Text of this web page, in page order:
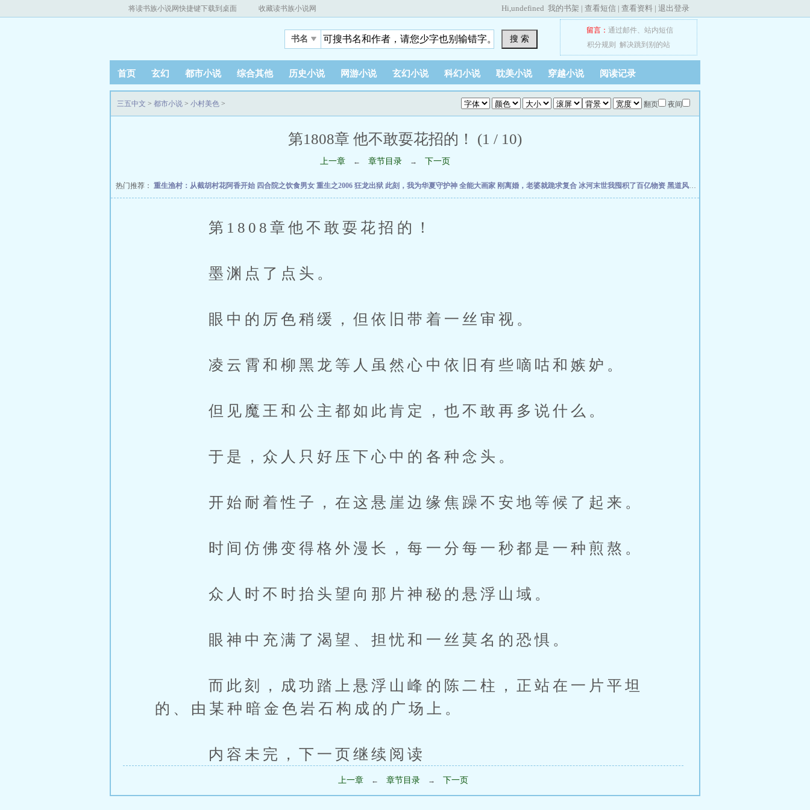
将读书族小说网快捷键下载到桌面 收藏读书族小说网 Hi,undefined 我的书架 | 查看短信 | 查看资料 | 退出登录
书名 搜 索
留言： 通过邮件、 站内短信
积分规则
解决跳到别的站
首页 玄幻 都市小说 综合其他 历史小说 网游小说 玄幻小说 科幻小说 耽美小说 穿越小说 阅读记录
翻页 夜间
三五中文 > 都市小说 > 小村美色 >
第1808章 他不敢耍花招的！ (1 / 10)
上一章 ← 章节目录 → 下一页
热门推荐： 重生渔村：从截胡村花阿香开始 四合院之饮食男女 重生之2006 狂龙出狱 此刻，我为华夏守护神 全能大画家 刚离婚，老婆就跪求复合 冰河末世我囤积了百亿物资 黑道风云江湖路
第1808章他不敢耍花招的！
墨渊点了点头。
眼中的厉色稍缓，但依旧带着一丝审视。
凌云霄和柳黑龙等人虽然心中依旧有些嘀咕和嫉妒。
但见魔王和公主都如此肯定，也不敢再多说什么。
于是，众人只好压下心中的各种念头。
开始耐着性子，在这悬崖边缘焦躁不安地等候了起来。
时间仿佛变得格外漫长，每一分每一秒都是一种煎熬。
众人时不时抬头望向那片神秘的悬浮山域。
眼神中充满了渴望、担忧和一丝莫名的恐惧。
而此刻，成功踏上悬浮山峰的陈二柱，正站在一片平坦
的、由某种暗金色岩石构成的广场上。
内容未完，下一页继续阅读
上一章 ← 章节目录 → 下一页